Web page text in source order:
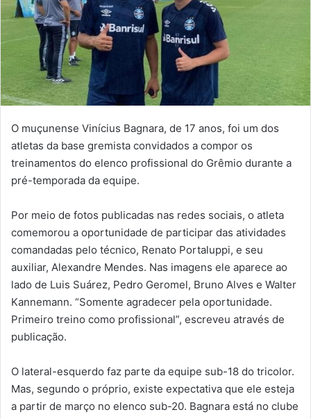
O muçunense Vinícius Bagnara, de 17 anos, foi um dos
atletas da base gremista convidados a compor os
treinamentos do elenco profissional do Grêmio durante a
pré-temporada da equipe.
Por meio de fotos publicadas nas redes sociais, o atleta
comemorou a oportunidade de participar das atividades
comandadas pelo técnico, Renato Portaluppi, e seu
auxiliar, Alexandre Mendes. Nas imagens ele aparece ao
lado de Luis Suárez, Pedro Geromel, Bruno Alves e Walter
Kannemann. “Somente agradecer pela oportunidade.
Primeiro treino como profissional”, escreveu através de
publicação.
O lateral-esquerdo faz parte da equipe sub-18 do tricolor.
Mas, segundo o próprio, existe expectativa que ele esteja
a partir de março no elenco sub-20. Bagnara está no clube